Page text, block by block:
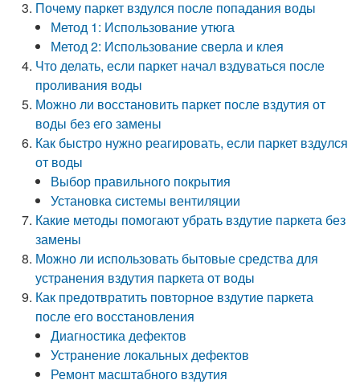
Почему паркет вздулся после попадания воды
Метод 1: Использование утюга
Метод 2: Использование сверла и клея
Что делать, если паркет начал вздуваться после
проливания воды
Можно ли восстановить паркет после вздутия от
воды без его замены
Как быстро нужно реагировать, если паркет вздулся
от воды
Выбор правильного покрытия
Установка системы вентиляции
Какие методы помогают убрать вздутие паркета без
замены
Можно ли использовать бытовые средства для
устранения вздутия паркета от воды
Как предотвратить повторное вздутие паркета
после его восстановления
Диагностика дефектов
Устранение локальных дефектов
Ремонт масштабного вздутия